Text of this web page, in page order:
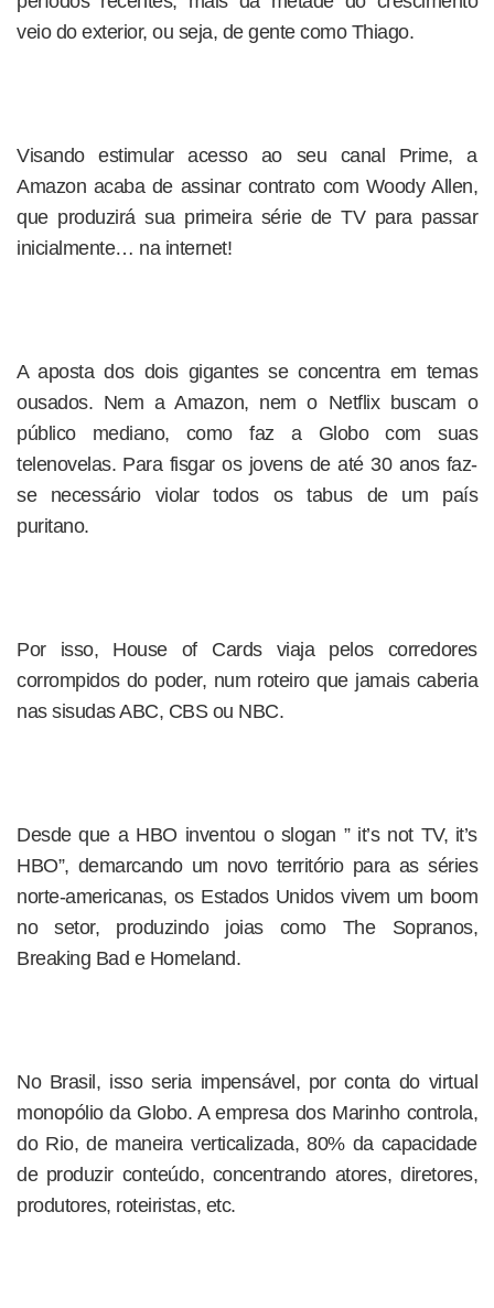
veio do exterior, ou seja, de gente como Thiago.
Visando estimular acesso ao seu canal Prime, a
Amazon acaba de assinar contrato com Woody Allen,
que produzirá sua primeira série de TV para passar
inicialmente… na internet!
A aposta dos dois gigantes se concentra em temas
ousados. Nem a Amazon, nem o Netflix buscam o
público mediano, como faz a Globo com suas
telenovelas. Para fisgar os jovens de até 30 anos faz-
se necessário violar todos os tabus de um país
puritano.
Por isso, House of Cards viaja pelos corredores
corrompidos do poder, num roteiro que jamais caberia
nas sisudas ABC, CBS ou NBC.
Desde que a HBO inventou o slogan ” it’s not TV, it’s
HBO”, demarcando um novo território para as séries
norte-americanas, os Estados Unidos vivem um boom
no setor, produzindo joias como The Sopranos,
Breaking Bad e Homeland.
No Brasil, isso seria impensável, por conta do virtual
monopólio da Globo. A empresa dos Marinho controla,
do Rio, de maneira verticalizada, 80% da capacidade
de produzir conteúdo, concentrando atores, diretores,
produtores, roteiristas, etc.